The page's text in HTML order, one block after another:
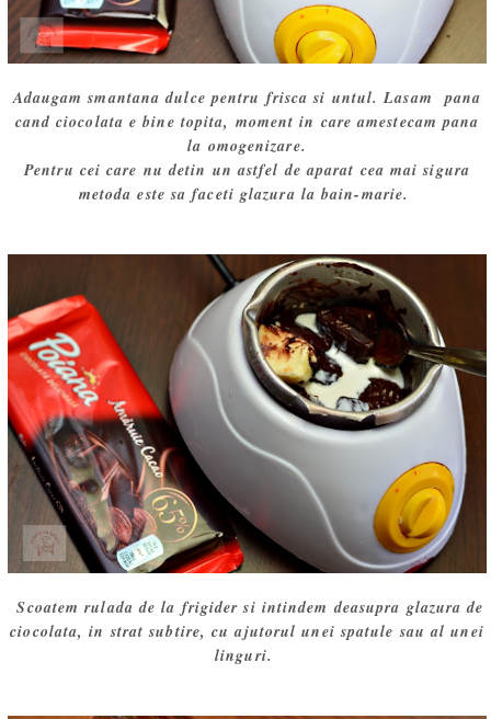
Adaugam smantana dulce pentru frisca si untul. Lasam pana
cand ciocolata e bine topita, moment in care amestecam pana
la omogenizare.
Pentru cei care nu detin un astfel de aparat cea mai sigura
metoda este sa faceti glazura la bain-marie.
Scoatem rulada de la frigider si intindem deasupra glazura de
ciocolata, in strat subtire, cu ajutorul unei spatule sau al unei
linguri.